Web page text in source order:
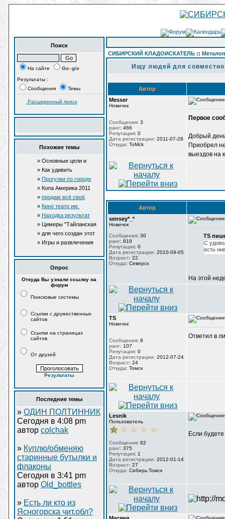
Поиск
На сайте Google
Результаты :
Сообщения
Темы
Расширенный поиск
Похожие темы
» Основные цели и
ориентиры занятий
дзюдо людей старше
30(и далее)
» Как удивить
федерального
чиновника. Богомолов
показал столичному VIP
летающих людей с
пилами. ФОТО
» Прогулки по городу
Томску
» Копа Америка 2011
» продам всё своё
оборудование для копа
» Кино театр им.
Горького в Томске
» Находка результат
копа в выходные нужен
совет
» Цимеры "Тайланская
деревня",Сдей Нехемия
» для чего создан этот
раздел
» Игры и развлечения
Опрос
Откуда Вы узнали ссылку на
форум
Поисковые системы
Ссылки с дружественных
сайтов
Ссылки на страницах
сайтов
От друзей
Результаты
Последние темы
» ОДИН ПОЛТИННИК
Сегодня в 4:08 pm
автор colchak
» Куплю/обменяю
старинные бутылки и
флаконы
Сегодня в 3:41 pm
автор Old_bottles
» Есть ли кто из
Ясногорска чит.обл?
СИБИРСКИЙ КЛАДОИСКАТЕЛЬ ::
Ищу людей для
Автор
Messer
Новичок
Сообщения: 3
ранг: 466
Репутация: 0
Дата регистрации: 2011-07-28
Откуда: ToMck
Первое
Добрый
Приобрел
выездов на
Автор
sensey*_*
Новичок
Сообщения: 30
ранг: 819
Репутация: 0
Дата регистрации: 2010-09-05
Возраст: 22
Откуда: Северск
TS
С
есть
На этой
TS
Новичок
Сообщения: 8
ранг: 107
Репутация: 0
Дата регистрации: 2012-07-24
Возраст: 24
Откуда: Томск
Ответил в
Lesnik
Пользователь
Сообщения: 82
ранг: 375
Репутация: 1
Дата регистрации: 2012-01-14
Возраст: 27
Откуда: Сибирь:Томск
Если